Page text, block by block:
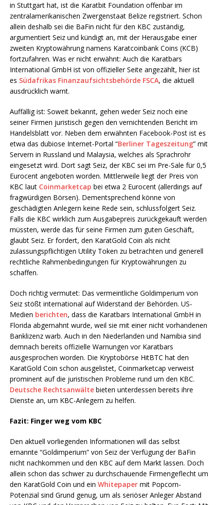
in Stuttgart hat, ist die Karatbit Foundation offenbar im
zentralamerikanischen Zwergenstaat Belize registriert. Schon
allein deshalb sei die BaFin nicht für den KBC zuständig,
argumentiert Seiz und kündigt an, mit der Herausgabe einer
zweiten Kryptowährung namens Karatcoinbank Coins (KCB)
fortzufahren. Was er nicht erwähnt: Auch die Karatbars
International GmbH ist von offizieller Seite angezählt, hier ist
es Südafrikas Finanzaufsichtsbehörde FSCA, die aktuell
ausdrücklich warnt.
Auffällig ist: Soweit bekannt, gehen weder Seiz noch eine
seiner Firmen juristisch gegen den vernichtenden Bericht im
Handelsblatt vor. Neben dem erwähnten Facebook-Post ist es
etwa das dubiose Internet-Portal “Berliner Tageszeitung” mit
Servern in Russland und Malaysia, welches als Sprachrohr
eingesetzt wird. Dort sagt Seiz, der KBC sei im Pre-Sale für 0,5
Eurocent angeboten worden. Mittlerweile liegt der Preis von
KBC laut Coinmarketcap bei etwa 2 Eurocent (allerdings auf
fragwürdigen Börsen). Dementsprechend könne von
geschädigten Anlegern keine Rede sein, schlussfolgert Seiz.
Falls die KBC wirklich zum Ausgabepreis zurückgekauft werden
müssten, werde das für seine Firmen zum guten Geschäft,
glaubt Seiz. Er fordert, den KaratGold Coin als nicht
zulassungspflichtigen Utility Token zu betrachten und generell
rechtliche Rahmenbedingungen für Kryptowährungen zu
schaffen.
Doch richtig vermutet: Das vermeintliche Goldimperium von
Seiz stößt international auf Widerstand der Behörden. US-
Medien berichten, dass die Karatbars International GmbH in
Florida abgemahnt wurde, weil sie mit einer nicht vorhandenen
Banklizenz warb. Auch in den Niederlanden und Namibia sind
demnach bereits offizielle Warnungen vor Karatbars
ausgesprochen worden. Die Kryptobörse HitBTC hat den
KaratGold Coin schon ausgelistet, Coinmarketcap verweist
prominent auf die juristischen Probleme rund um den KBC.
Deutsche Rechtsanwälte bieten unterdessen bereits ihre
Dienste an, um KBC-Anlegern zu helfen.
Fazit: Finger weg vom KBC
Den aktuell vorliegenden Informationen will das selbst
ernannte “Goldimperium” von Seiz der Verfügung der BaFin
nicht nachkommen und den KBC auf dem Markt lassen. Doch
allein schon das schwer zu durchschauende Firmengeflecht um
den KaratGold Coin und ein Whitepaper mit Popcorn-
Potenzial sind Grund genug, um als seriöser Anleger Abstand